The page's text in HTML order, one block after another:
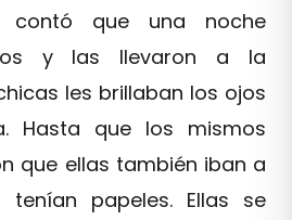
contó que una noche
y las llevaron a la
les brillaban los ojos
Hasta que los mismos
que ellas también iban a
papeles. Ellas se